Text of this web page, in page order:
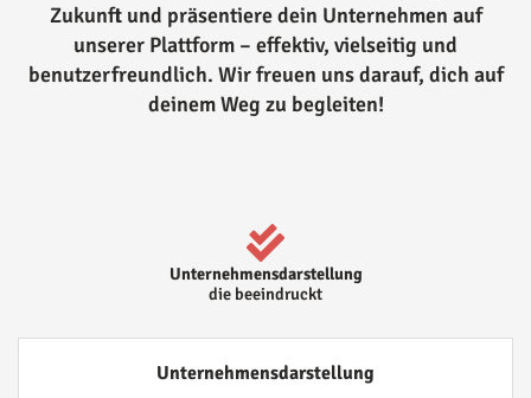
Zukunft und präsentiere dein Unternehmen auf
unserer Plattform – effektiv, vielseitig und
benutzerfreundlich. Wir freuen uns darauf, dich auf
deinem Weg zu begleiten!
Unternehmensdarstellung
die beeindruckt
Unternehmensdarstellung